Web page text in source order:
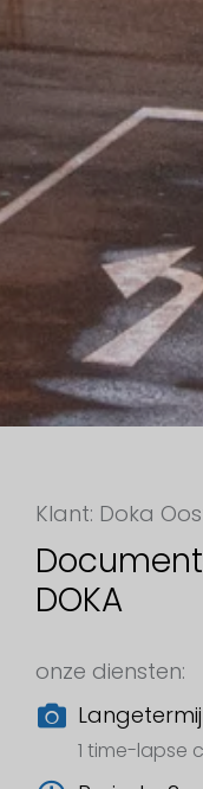
Klant: Doka
DOKA
onze diensten:
1 time-lapse